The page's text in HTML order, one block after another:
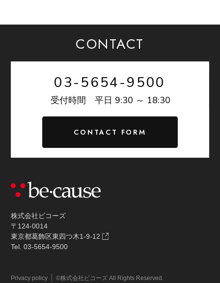
CONTACT
03-5654-9500
受付時間 平日 9:30 ～ 18:30
CONTACT FORM
株式会社ビコーズ
〒124-0014
東京都葛飾区東四つ木1-9-12
Tel. 03-5654-9500
Privacy policy ©株式会社ビコーズ All Rights Reserved.